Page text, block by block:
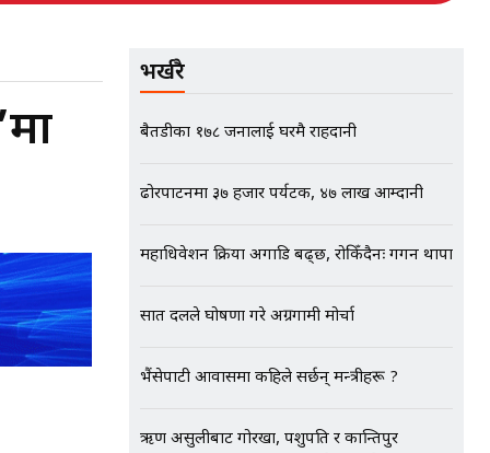
भर्खरै
बैतडीका १७८ जनालाई घरमै राहदानी
ढोरपाटनमा ३७ हजार पर्यटक, ४७ लाख आम्दानी
महाधिवेशन प्रक्रिया अगाडि बढ्छ, रोकिँदैनः गगन थापा
सात दलले घोषणा गरे अग्रगामी मोर्चा
भैंसेपाटी आवासमा कहिले सर्छन् मन्त्रीहरू ?
ऋण असुलीबाट गोरखा, पशुपति र कान्तिपुर